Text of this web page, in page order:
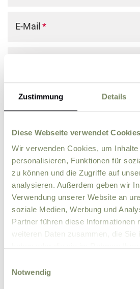
Zustimmung Details
Diese Webseite verwendet Cookies
Wir verwenden Cookies, um
personalisieren, Funktionen für
zu können und die Zugriffe auf
analysieren. Außerdem geben wir
Verwendung unserer Website an
soziale Medien, Werbung und
Partner führen diese Informationen
weiteren Daten zusammen, die Sie
Notwendig
E-Mail *
Street
ZIP City
Country
Comment